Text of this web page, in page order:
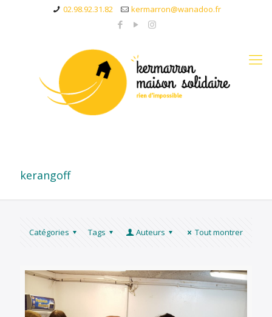
02.98.92.31.82 kermarron@wanadoo.fr
kerangoff
Catégories Tags Auteurs Tout montrer